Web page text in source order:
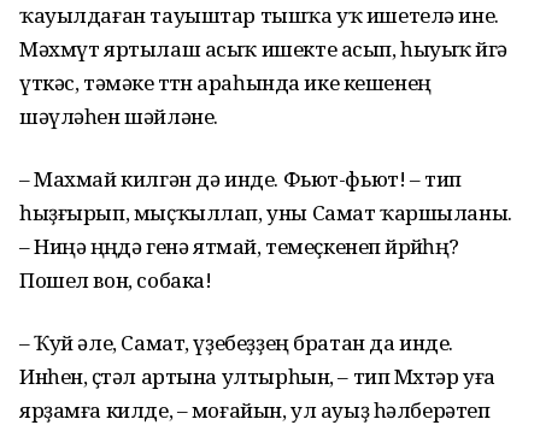
ҡауылдаған тауыштар тышҡа уҡ ишетелә ине.
Мәхмүт яртылаш асыҡ ишекте асып, һыуыҡ өйгә
үткәс, тәмәке төтөнө араһында ике кешенең
шәүләһен шәйләне.
– Махмай килгән дә инде. Фьют-фьют! – тип
һыҙғырып, мыҫҡыллап, уны Самат ҡаршыланы.
– Ниңә өңөңдә генә ятмай, темеҫкенеп йөрөйһөң?
Пошел вон, собака!
– Ҡуй әле, Самат, үҙебеҙҙең братан да инде.
Инһен, өҫтәл артына ултырһын, – тип Мөхтәр уға
ярҙамға килде, – моғайын, ул ауыҙ һәлберәтеп